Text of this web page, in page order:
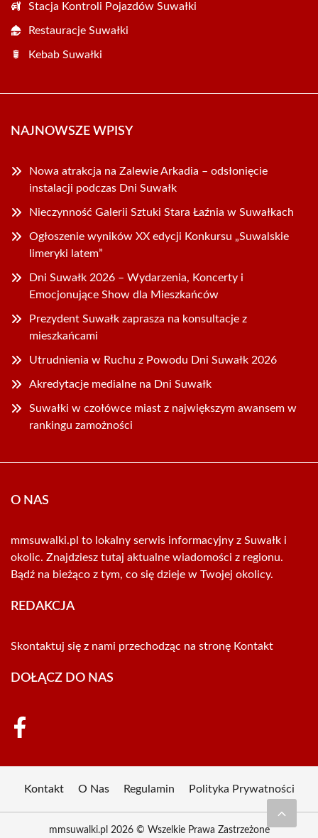
Stacja Kontroli Pojazdów Suwałki
Restauracje Suwałki
Kebab Suwałki
NAJNOWSZE WPISY
Nowa atrakcja na Zalewie Arkadia – odsłonięcie
instalacji podczas Dni Suwałk
Nieczynność Galerii Sztuki Stara Łaźnia w Suwałkach
Ogłoszenie wyników XX edycji Konkursu „Suwalskie
limeryki latem”
Dni Suwałk 2026 – Wydarzenia, Koncerty i
Emocjonujące Show dla Mieszkańców
Prezydent Suwałk zaprasza na konsultacje z
mieszkańcami
Utrudnienia w Ruchu z Powodu Dni Suwałk 2026
Akredytacje medialne na Dni Suwałk
Suwałki w czołówce miast z największym awansem w
rankingu zamożności
O NAS
mmsuwalki.pl to lokalny serwis informacyjny z Suwałk i
okolic. Znajdziesz tutaj aktualne wiadomości z regionu.
Bądź na bieżąco z tym, co się dzieje w Twojej okolicy.
REDAKCJA
Skontaktuj się z nami przechodząc na stronę Kontakt
DOŁĄCZ DO NAS
Kontakt O Nas Regulamin Polityka Prywatności
mmsuwalki.pl 2026 © Wszelkie Prawa Zastrzeżone